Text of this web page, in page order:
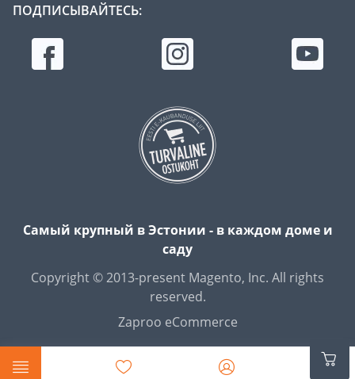
ПОДПИСЫВАЙТЕСЬ:
Самый крупный в Эстонии - в каждом доме и
саду
Copyright © 2013-present Magento, Inc. All rights
reserved.
Zaproo eCommerce